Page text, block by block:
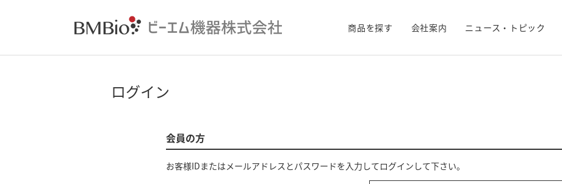
商品を探す 会社案内 ニュース・トピック
ログイン
会員の方
お客様IDまたはメールアドレス とパスワードを入力してログインして下さい。